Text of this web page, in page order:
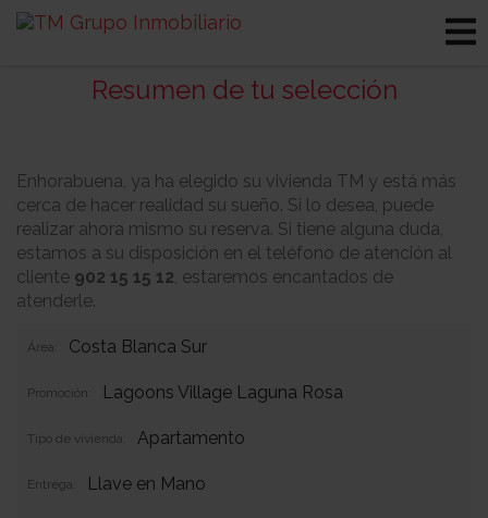
Resumen de tu selección
Enhorabuena, ya ha elegido su vivienda TM y está más
cerca de hacer realidad su sueño. Si lo desea, puede
realizar ahora mismo su reserva. Si tiene alguna duda,
estamos a su disposición en el teléfono de atención al
cliente 902 15 15 12, estaremos encantados de
atenderle.
Área: Costa Blanca Sur
Promoción: Lagoons Village Laguna Rosa
Tipo de vivienda: Apartamento
Entrega: Llave en Mano